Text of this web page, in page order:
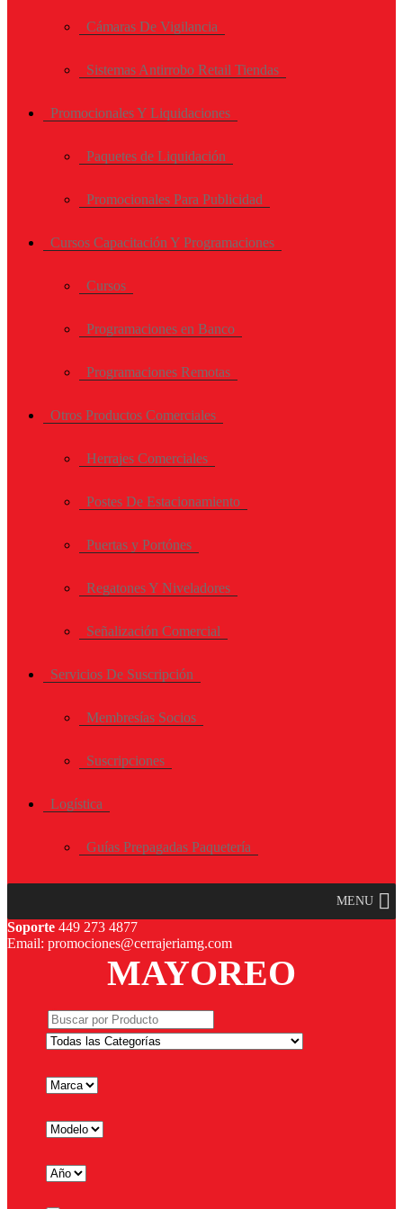
Cámaras De Vigilancia
Sistemas Antirrobo Retail Tiendas
Promocionales Y Liquidaciones
Paquetes de Liquidación
Promocionales Para Publicidad
Cursos Capacitación Y Programaciones
Cursos
Programaciones en Banco
Programaciones Remotas
Otros Productos Comerciales
Herrajes Comerciales
Postes De Estacionamiento
Puertas y Portónes
Regatones Y Niveladores
Señalización Comercial
Servicios De Suscripción
Membresías Socios
Suscripciones
Logística
Guías Prepagadas Paquetería
MENU
Soporte 449 273 4877
Email: promociones@cerrajeriamg.com
MAYOREO